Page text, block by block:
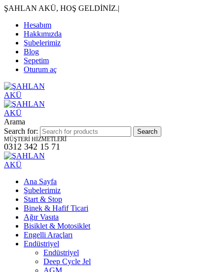
ŞAHLAN AKÜ, HOŞ GELDİNİZ.|
Hesabım
Hakkımızda
Şubelerimiz
Blog
Sepetim
Oturum aç
Arama
Search for:
MÜŞTERİ HİZMETLERİ
0312 342 15 71
Ana Sayfa
Şubelerimiz
Start & Stop
Binek & Hafif Ticari
Ağır Vasıta
Bisiklet & Motosiklet
Engelli Araçları
Endüstriyel
Endüstriyel
Deep Cycle Jel
AGM